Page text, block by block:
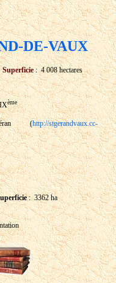
DE-VAUX
Superficie : 4 008 hectares
ème
(http://stgerandvaux.cc-
: 3362 ha